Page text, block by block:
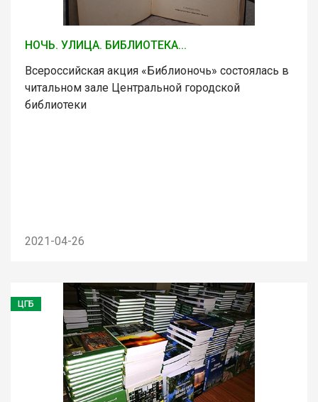
НОЧЬ. УЛИЦА. БИБЛИОТЕКА...
Всероссийская акция «Библионочь» состоялась в
читальном зале Центральной городской
библиотеки
2021-04-26
ЦГБ